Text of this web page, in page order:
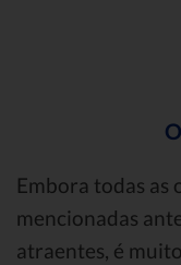
Embora todas as
mencionadas
atraentes, é